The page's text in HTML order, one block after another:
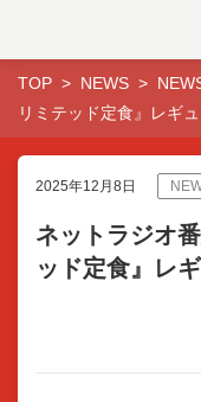
TOP NEWS
リミテッド定食』レギ
2025年12月8日
ネットラジオ
ッド定食』レ